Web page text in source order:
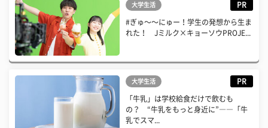
大学生活 PR
#ぎゅ〜〜にゅー！学生の発想から生ま
れた！ Jミルク×キョーソウPROJE...
大学生活 PR
「牛乳」は学校給食だけで飲むも
の？ “牛乳をもっと身近に”――「牛
乳でスマ...